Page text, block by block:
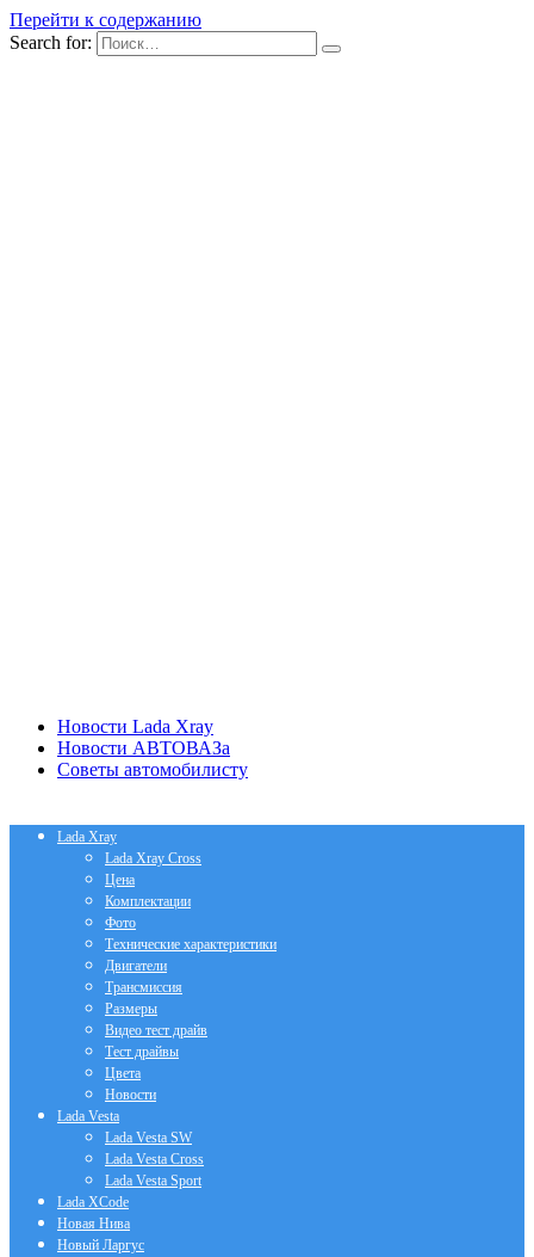
Перейти к содержанию
Search for:
Новости Lada Xray
Новости АВТОВАЗа
Советы автомобилисту
Lada Xray
Lada Xray Cross
Цена
Комплектации
Фото
Технические характеристики
Двигатели
Трансмиссия
Размеры
Видео тест драйв
Тест драйвы
Цвета
Новости
Lada Vesta
Lada Vesta SW
Lada Vesta Cross
Lada Vesta Sport
Lada XCode
Новая Нива
Новый Ларгус